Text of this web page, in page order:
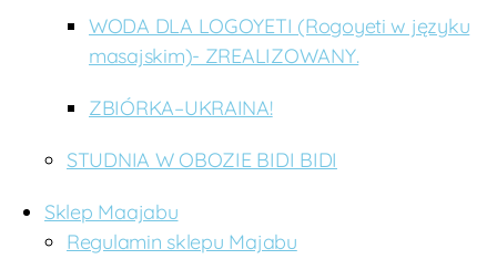
WODA DLA LOGOYETI (Rogoyeti w języku
masajskim)- ZREALIZOWANY.
ZBIÓRKA–UKRAINA!
STUDNIA W OBOZIE BIDI BIDI
Sklep Maajabu
Regulamin sklepu Majabu